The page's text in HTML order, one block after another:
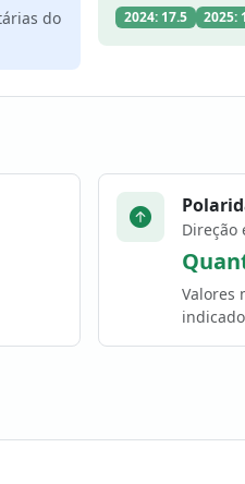
do
2024: 17.5 2025:
Direção
Valores